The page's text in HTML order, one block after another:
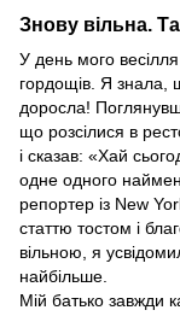
Знову вільна.
У день мого весілля
гордощів. Я знала,
доросла!
що розсілися в
і сказав: «Хай
одне одного
репортер із New
статтю тостом і
вільною, я
найбільше.
Мій батько завжди